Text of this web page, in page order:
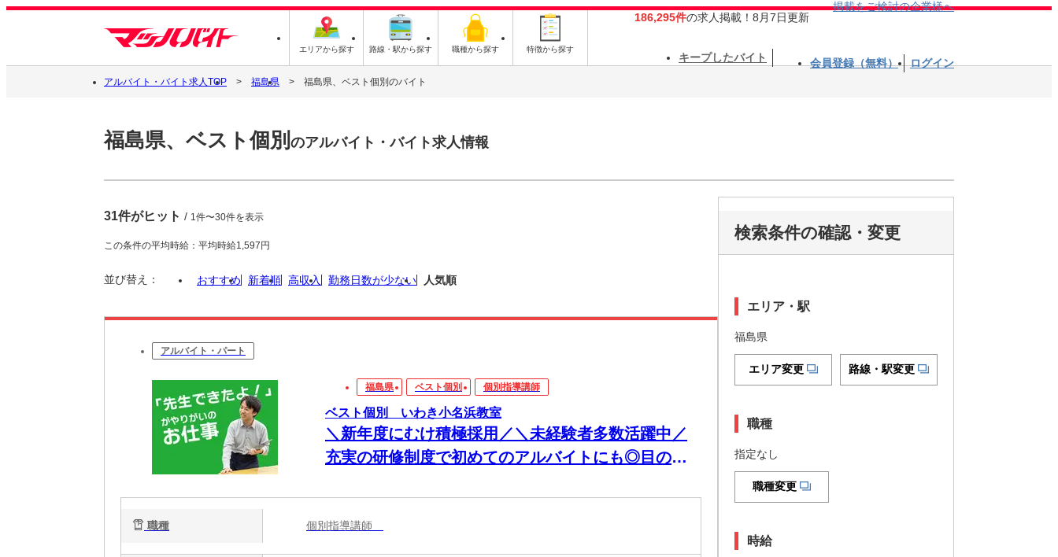
エリアから探す 路線・駅から探す 職種から探す 特徴から探す
186,295件の求人掲載！8月7日更新
掲載をご検討の企業様へ
キープしたバイト 会員登録（無料） ログイン
アルバイト・バイト求人TOP 福島県 福島県、ベスト個別のバイト
福島県、ベスト個別 のアルバイト・バイト求人情報
31件がヒット / 1件〜30件を表示
この条件の平均時給：平均時給1,597円
並び替え： おすすめ 新着順 高収入 勤務日数が少ない 人気順
アルバイト・パート
福島県 ベスト個別 個別指導講師
ベスト個別 いわき小名浜教室
＼新年度にむけ積極採用／＼未経験者多数活躍中／
充実の研修制度で初めてのアルバイトにも◎目の前
職種 個別指導講師
検索条件の確認・変更
エリア・駅
福島県
エリア変更 路線・駅変更
職種
指定なし
職種変更
時給